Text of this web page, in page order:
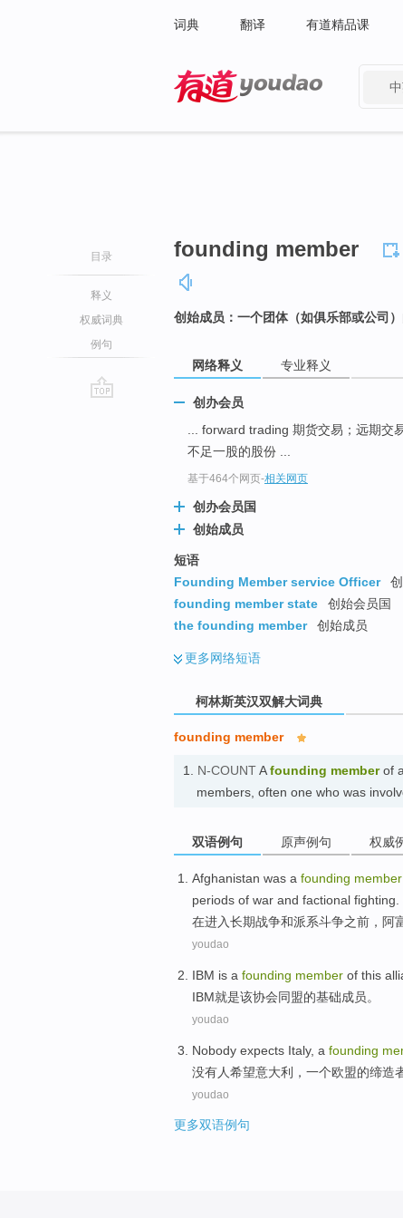
词典 翻译 有道精品课
目录
释义
权威词典
例句
founding member
创始成员：一个团体（如俱乐部或公司）
网络释义 专业释义
创办会员
... forward trading 期货交易；远期交
不足一股的股份 ...
基于464个网页-相关网页
创办会员国
创始成员
短语
Founding Member service Officer
founding member state
创始会员国
the founding member
创始成员
更多网络短语
柯林斯英汉双解大词典
founding member
1. N-COUNTAfounding memberof
members, often one who was
双语例句 原声例句 权威
Afghanistan was a founding member
periods of war and factional fighting
在进入长期战争和派系斗争之前 ， 阿
youdao
IBM is a founding member of this
IBM就是该协会同盟的基础成员。
youdao
Nobody expects Italy, a founding
没有人希望意大利 ， 一个欧盟的缔造
youdao
更多双语例句